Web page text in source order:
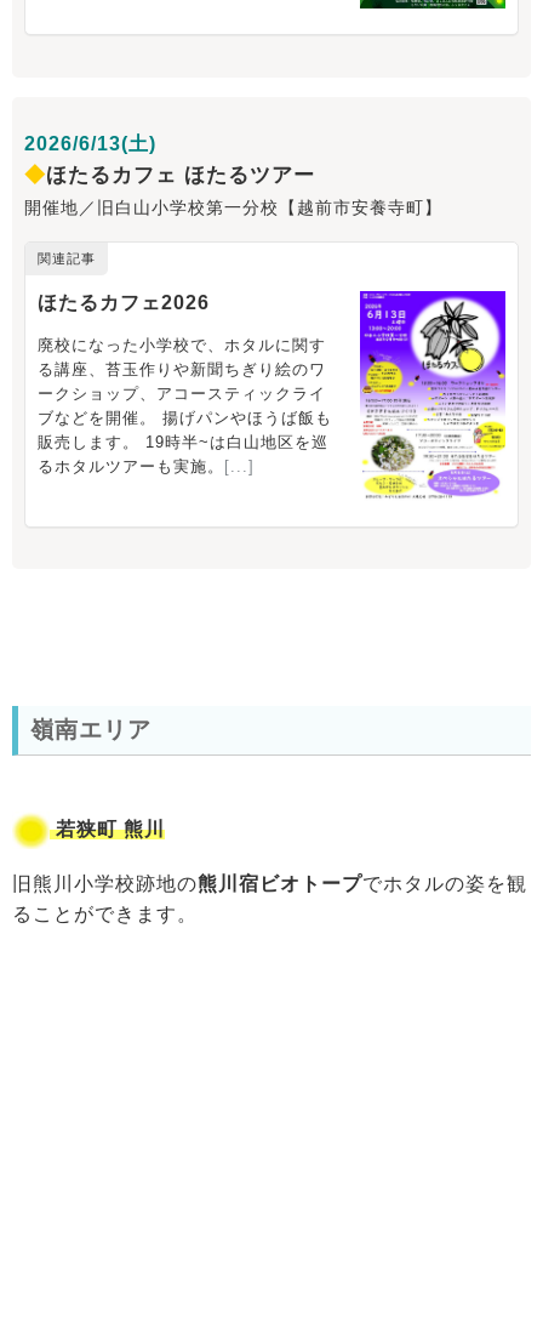
2026/6/13(土)
◆ほたるカフェ ほたるツアー
開催地／旧白山小学校第一分校【越前市安養寺町】
嶺南エリア
若狭町 熊川
旧熊川小学校跡地の熊川宿ビオトープでホタルの姿を観
ることができます。